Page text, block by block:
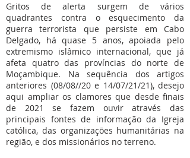
Gritos de alerta surgem de vários
quadrantes contra o esquecimento da
guerra terrorista que persiste em Cabo
Delgado, há quase 5 anos, apoiada pelo
extremismo islâmico internacional, que já
afeta quatro das províncias do norte de
Moçambique. Na sequência dos artigos
anteriores (08/08//20 e 14/07/21/21), desejo
aqui ampliar os clamores que desde finais
de 2021 se fazem ouvir através das
principais fontes de informação da Igreja
católica, das organizações humanitárias na
região, e dos missionários no terreno.